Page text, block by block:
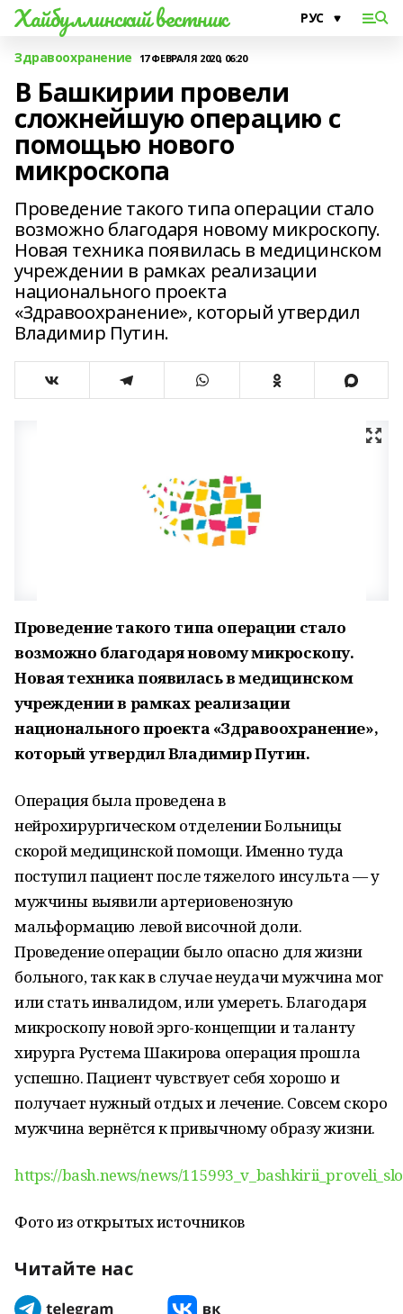
Хайбуллинский вестник
Здравоохранение 17 ФЕВРАЛЯ 2020, 06:20
В Башкирии провели
сложнейшую операцию с
помощью нового
микроскопа
Проведение такого типа операции стало
возможно благодаря новому микроскопу.
Новая техника появилась в медицинском
учреждении в рамках реализации
национального проекта
«Здравоохранение», который утвердил
Владимир Путин.
Проведение такого типа операции стало
возможно благодаря новому микроскопу.
Новая техника появилась в медицинском
учреждении в рамках реализации
национального проекта «Здравоохранение»,
который утвердил Владимир Путин.
Операция была проведена в
нейрохирургическом отделении Больницы
скорой медицинской помощи. Именно туда
поступил пациент после тяжелого инсульта — у
мужчины выявили артериовенозную
мальформацию левой височной доли.
Проведение операции было опасно для жизни
больного, так как в случае неудачи мужчина мог
или стать инвалидом, или умереть. Благодаря
микроскопу новой эрго-концепции и таланту
хирурга Рустема Шакирова операция прошла
успешно. Пациент чувствует себя хорошо и
получает нужный отдых и лечение. Совсем скоро
мужчина вернётся к привычному образу жизни.
https://bash.news/news/
Фото из открытых источников
Читайте нас